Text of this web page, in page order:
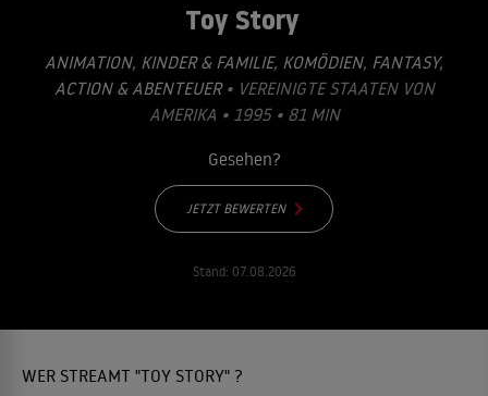
Toy Story
ANIMATION, KINDER & FAMILIE, KOMÖDIEN, FANTASY,
ACTION & ABENTEUER• VEREINIGTE STAATEN VON
AMERIKA • 1995 • 81 MIN
Gesehen?
JETZT BEWERTEN
Stand: 07.08.2026
WER STREAMT "TOY STORY" ?